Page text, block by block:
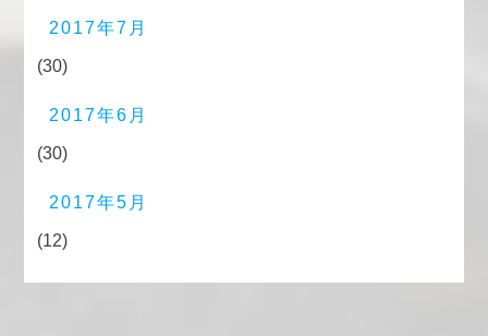
2017年7月
(30)
2017年6月
(30)
2017年5月
(12)